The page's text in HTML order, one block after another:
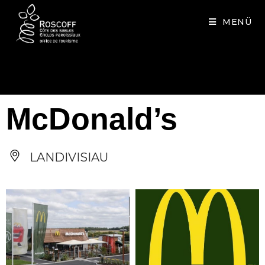
MENÜ
McDonald’s
LANDIVISIAU
Cookies management panel